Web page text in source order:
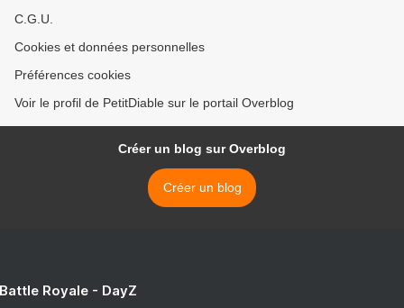
C.G.U.
Cookies et données personnelles
Préférences cookies
Voir le profil de PetitDiable sur le portail Overblog
Créer un blog sur Overblog
Créer un blog
Royale - DayZ